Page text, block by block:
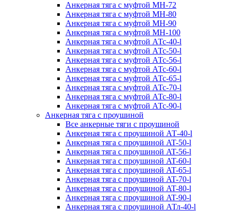
Анкерная тяга с муфтой МН-72
Анкерная тяга с муфтой МН-80
Анкерная тяга с муфтой МН-90
Анкерная тяга с муфтой МН-100
Анкерная тяга с муфтой АТс-40-l
Анкерная тяга с муфтой АТс-50-l
Анкерная тяга с муфтой АТс-56-l
Анкерная тяга с муфтой АТс-60-l
Анкерная тяга с муфтой АТс-65-l
Анкерная тяга с муфтой АТс-70-l
Анкерная тяга с муфтой АТс-80-l
Анкерная тяга с муфтой АТс-90-l
Анкерная тяга с проушиной
Все анкерные тяги с проушиной
Анкерная тяга с проушиной АТ-40-l
Анкерная тяга с проушиной AT-50-l
Анкерная тяга с проушиной AT-56-l
Анкерная тяга с проушиной AT-60-l
Анкерная тяга с проушиной AT-65-l
Анкерная тяга с проушиной AT-70-l
Анкерная тяга с проушиной AT-80-l
Анкерная тяга с проушиной AT-90-l
Анкерная тяга с проушиной АТл-40-l